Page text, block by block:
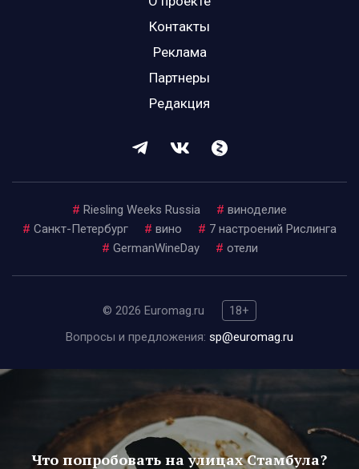
Контакты
Реклама
Партнеры
Редакция
# Riesling Weeks Russia # виноделие
# Санкт-Петербург # вино # 7 настроений Рислинга
# GermanWineDay # отели
© 2026 Euromag.ru
18+
Вопросы и предложения: sp@euromag.ru
Что попробовать на улицах Стамбула?